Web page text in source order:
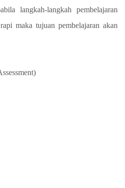
langkah-langkah pembelajaran
maka tujuan pembelajaran akan